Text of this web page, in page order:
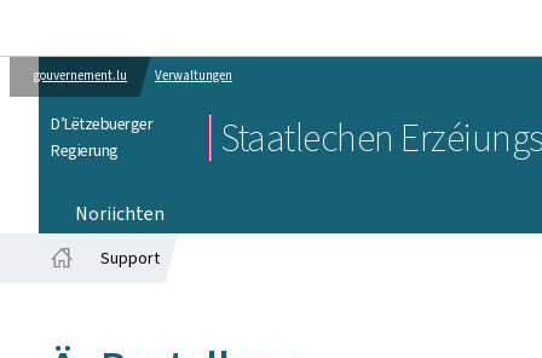
gouvernement.lu Verwaltungen
D’Lëtzebuerger
Regierung
Staatlechen
Noriichten
Support